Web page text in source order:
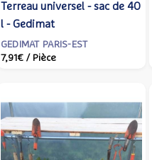
Terreau universel - sac de 40
l - Gedimat
GEDIMAT PARIS-EST
7,91€ / Pièce